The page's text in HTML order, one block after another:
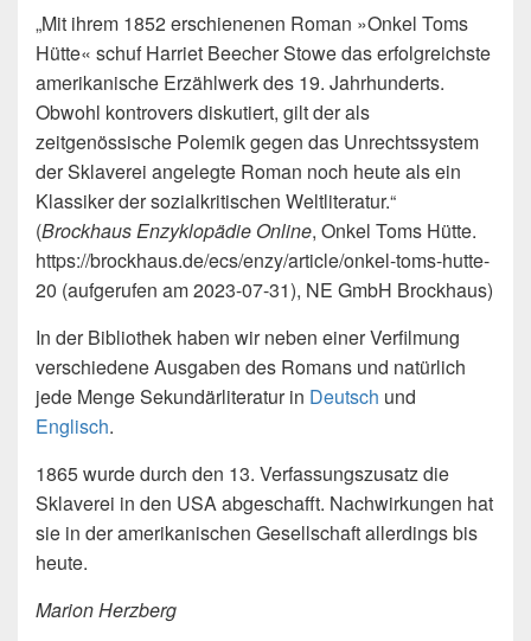
„Mit ihrem 1852 erschienenen Roman »Onkel Toms
Hütte« schuf Harriet Beecher Stowe das erfolgreichste
amerikanische Erzählwerk des 19. Jahrhunderts.
Obwohl kontrovers diskutiert, gilt der als
zeitgenössische Polemik gegen das Unrechtssystem
der Sklaverei angelegte Roman noch heute als ein
Klassiker der sozialkritischen Weltliteratur.“
(Brockhaus Enzyklopädie Online, Onkel Toms Hütte.
https://brockhaus.de/ecs/enzy/article/onkel-toms-hutte-
20 (aufgerufen am 2023-07-31), NE GmbH Brockhaus)
In der Bibliothek haben wir neben einer Verfilmung
verschiedene Ausgaben des Romans und natürlich
jede Menge Sekundärliteratur in Deutsch und
Englisch.
1865 wurde durch den 13. Verfassungszusatz die
Sklaverei in den USA abgeschafft. Nachwirkungen hat
sie in der amerikanischen Gesellschaft allerdings bis
heute.
Marion Herzberg